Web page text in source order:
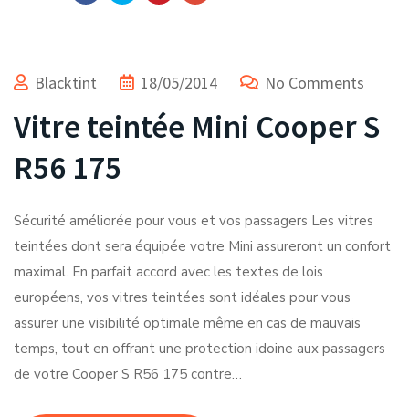
Blacktint 18/05/2014 No Comments
Vitre teintée Mini Cooper S
R56 175
Sécurité améliorée pour vous et vos passagers Les vitres
teintées dont sera équipée votre Mini assureront un confort
maximal. En parfait accord avec les textes de lois
européens, vos vitres teintées sont idéales pour vous
assurer une visibilité optimale même en cas de mauvais
temps, tout en offrant une protection idoine aux passagers
de votre Cooper S R56 175 contre…